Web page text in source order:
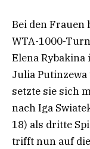
Bei den Frauen
WTA-1000-
Elena
Julia
setzte sie sich
nach Iga
18) als dritte
trifft nun auf